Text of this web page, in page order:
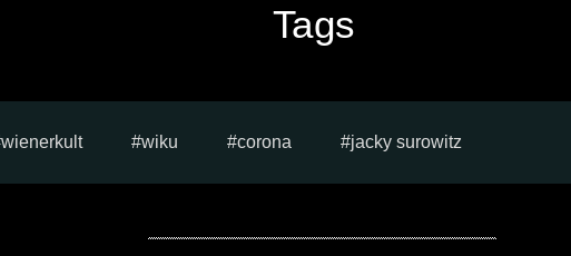
Tags
wienerkult wiku corona jacky surowitz